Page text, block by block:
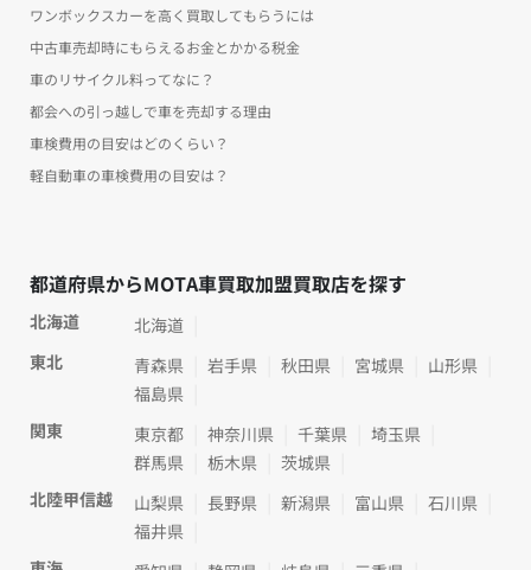
ワンボックスカーを高く買取してもらうには
中古車売却時にもらえるお金とかかる税金
車のリサイクル料ってなに？
都会への引っ越しで車を売却する理由
車検費用の目安はどのくらい？
軽自動車の車検費用の目安は？
都道府県からMOTA車買取加盟買取店を探す
北海道
北海道
東北
青森県 岩手県 秋田県 宮城県
山形県
福島県
関東
東京都 神奈川県 千葉県
埼玉県
群馬県
栃木県
茨城県
北陸甲信越
山梨県 長野県 新潟県 富山県
石川県
福井県